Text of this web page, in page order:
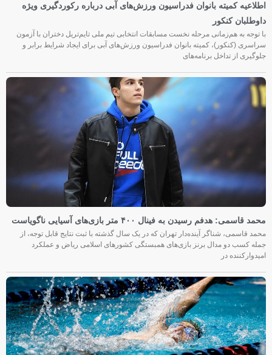
اطلاعیه کمیته بانوان فدراسیون ورزش‌های آبی درباره رکوردگیری ویژه
داوطلبان کنکور
با توجه به هم‌زمانی مرحله نخست مسابقات انتخابی تیم ملی تایم‌تریل دختران با آزمون
سراسری (کنکور)، کمیته بانوان فدراسیون ورزش‌های آبی برای ایجاد شرایط برابر و
جلوگیری از تداخل برنامه‌های
محمد قاسمی: هدفم رسیدن به فینال ۴۰۰ متر بازی‌های آسیایی ناگویاست
محمد قاسمی، شناگر آینده‌دار تهران که در یک سال گذشته با ثبت نتایج قابل توجه، از
جمله کسب دو مدال برنز بازی‌های همبستگی کشورهای اسلامی ریاض و عملکرد
امیدوارکننده در